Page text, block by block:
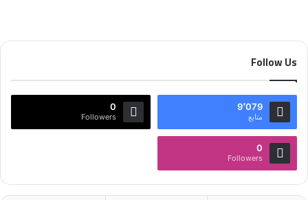
Follow Us
9٬079
متابع
0
Followers
0
Followers